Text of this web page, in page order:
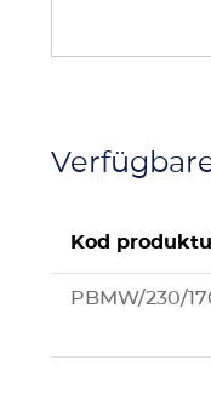
Kod produktu
PBMW/230/